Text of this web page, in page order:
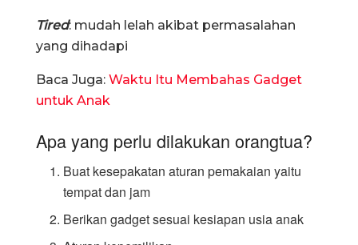
Tired: mudah lelah akibat permasalahan
yang dihadapi
Baca Juga: Waktu Itu Membahas Gadget
untuk Anak
Apa yang perlu dilakukan orangtua?
Buat kesepakatan aturan pemakaian yaitu
tempat dan jam
Berikan gadget sesuai kesiapan usia anak